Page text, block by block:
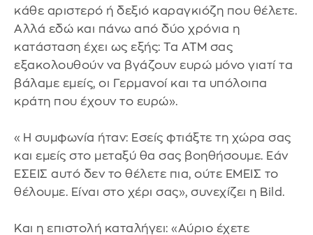
κάθε αριστερό ή δεξιό καραγκιόζη που θέλετε.
Αλλά εδώ και πάνω από δύο χρόνια η
κατάσταση έχει ως εξής: Τα ΑΤΜ σας
εξακολουθούν να βγάζουν ευρώ μόνο γιατί τα
βάλαμε εμείς, οι Γερμανοί και τα υπόλοιπα
κράτη που έχουν το ευρώ».
«Η συμφωνία ήταν: Εσείς φτιάξτε τη χώρα σας
και εμείς στο μεταξύ θα σας βοηθήσουμε. Εάν
ΕΣΕΙΣ αυτό δεν το θέλετε πια, ούτε ΕΜΕΙΣ το
θέλουμε. Είναι στο χέρι σας», συνεχίζει η Bild.
Και η επιστολή καταλήγει: «Αύριο έχετε